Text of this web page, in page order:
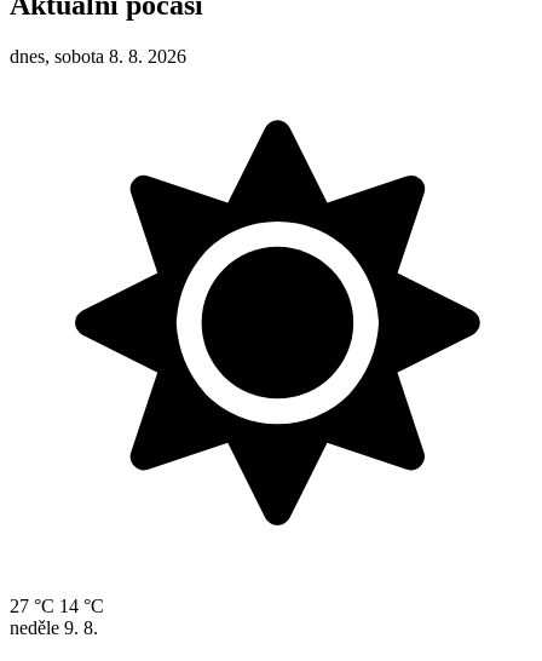
dnes, sobota 8. 8. 2026
27 °C 14 °C
neděle 9. 8.